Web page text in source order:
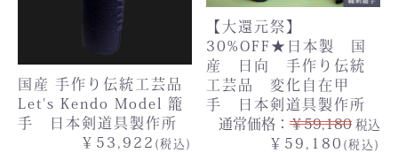
国産 手作り伝統工芸品
Let's Kendo Model 籠
手 日本剣道具製作所
￥53,922 (税込)
【大還元祭】
30%OFF★日本製 国
産 日向 手作り伝統
工芸品 変化自在甲
手 日本剣道具製作所
通常価格： ￥59,180 税込
￥59,180 (税込)